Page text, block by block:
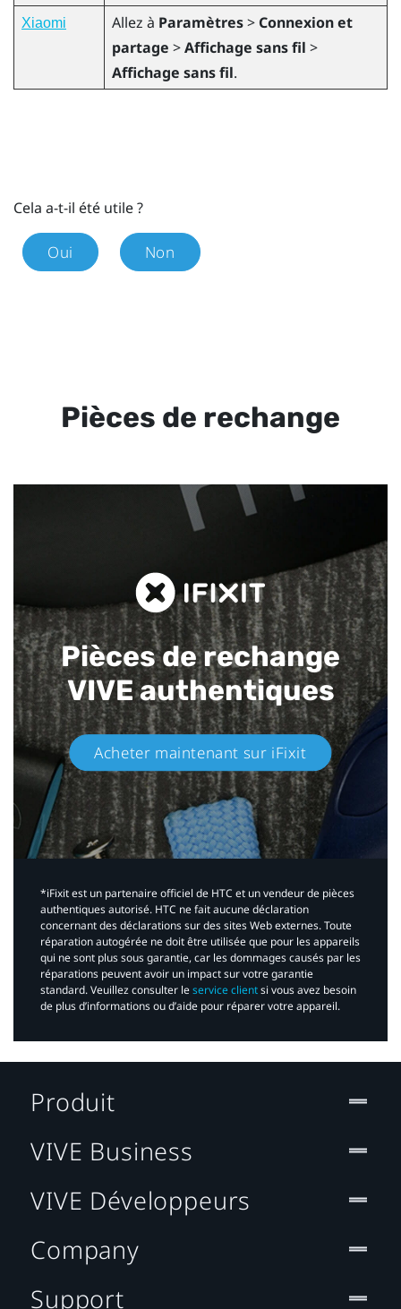
Xiaomi Allez à Paramètres> Connexion et
partage >Affichage sans fil >
Affichage sans fil.
Cela a-t-il été utile ?
Oui Non
Pièces de rechange
Pièces de rechange
VIVE authentiques​
Acheter maintenant sur iFixit​
*iFixit est un partenaire officiel de HTC et un vendeur de pièces
authentiques autorisé. HTC ne fait aucune déclaration
concernant des déclarations sur des sites Web externes. Toute
réparation autogérée ne doit être utilisée que pour les appareils
qui ne sont plus sous garantie, car les dommages causés par les
réparations peuvent avoir un impact sur votre garantie
standard. Veuillez consulter leservice clientsi vous avez besoin
de plus d’informations ou d’aide pour réparer votre appareil.​
Produit
VIVE Business
VIVE Développeurs
Company
Support